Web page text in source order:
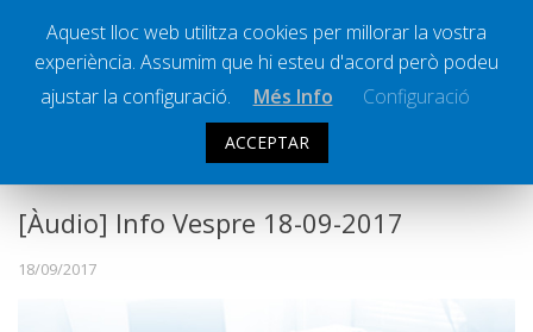
Societat
Successos
Ràdio Calella Televisió
[Àudio] Info Vespre 18-09-2017
18/09/2017
Aquest lloc web utilitza cookies per millorar la vostra
experiència. Assumim que hi esteu d'acord però podeu
ajustar la configuració.
Més Info Configuració
ACCEPTAR